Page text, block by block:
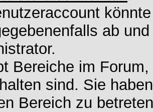
ab
Bereiche im
sind. Sie
Bereich zu